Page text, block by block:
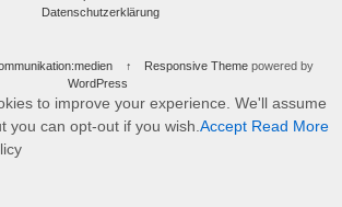
Datenschutzerklärung
↑ Responsive Themepowered by
WordPress
to improve your experience. We'll assume
you can opt-out if you wish. Accept Read More